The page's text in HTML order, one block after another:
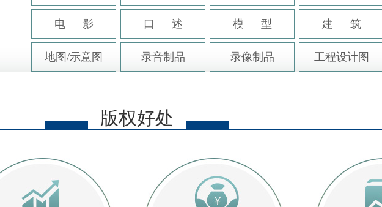
电 影 口 述 模 型 建 筑
地图/示意图 录音制品 录像制品 工程设计图
版权好处